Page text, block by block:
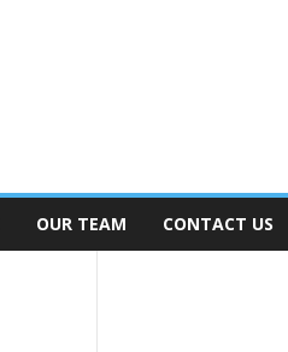
OUR TEAM CONTACT US